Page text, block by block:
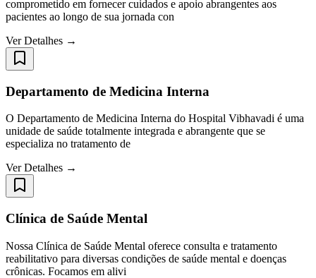
comprometido em fornecer cuidados e apoio abrangentes aos
pacientes ao longo de sua jornada con
Ver Detalhes →
Departamento de Medicina Interna
O Departamento de Medicina Interna do Hospital Vibhavadi é uma
unidade de saúde totalmente integrada e abrangente que se
especializa no tratamento de
Ver Detalhes →
Clínica de Saúde Mental
Nossa Clínica de Saúde Mental oferece consulta e tratamento
reabilitativo para diversas condições de saúde mental e doenças
crônicas. Focamos em alivi